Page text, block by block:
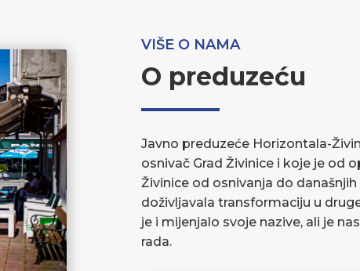
VIŠE O NAMA
O preduzeću
Javno preduzeće Horizontala-
osnivač Grad Živinice i koje je od
Živinice od osnivanja do današnjih
doživljavala transformaciju u
je i mijenjalo svoje nazive, ali je
rada.